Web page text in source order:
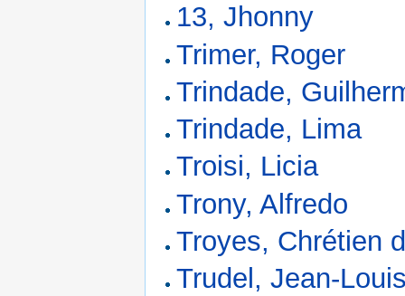
13, Jhonny
Trimer, Roger
Trindade,
Trindade, Lima
Troisi, Licia
Trony, Alfredo
Troyes, Chrétien
Trudel, Jean-